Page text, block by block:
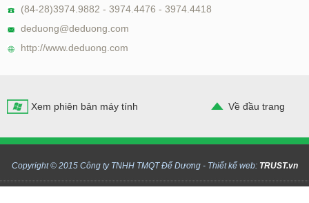
(84-28)3974.9882 - 3974.4476 - 3974.4418
deduong@deduong.com
http://www.deduong.com
Xem phiên bản máy tính Về đầu trang
Copyright © 2015 Công ty TNHH TMQT Đế Dương - Thiết kế web: TRUST.vn